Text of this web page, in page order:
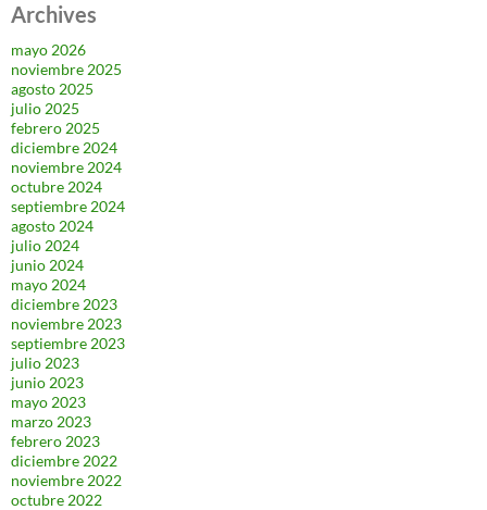
Archives
mayo 2026
noviembre 2025
agosto 2025
julio 2025
febrero 2025
diciembre 2024
noviembre 2024
octubre 2024
septiembre 2024
agosto 2024
julio 2024
junio 2024
mayo 2024
diciembre 2023
noviembre 2023
septiembre 2023
julio 2023
junio 2023
mayo 2023
marzo 2023
febrero 2023
diciembre 2022
noviembre 2022
octubre 2022